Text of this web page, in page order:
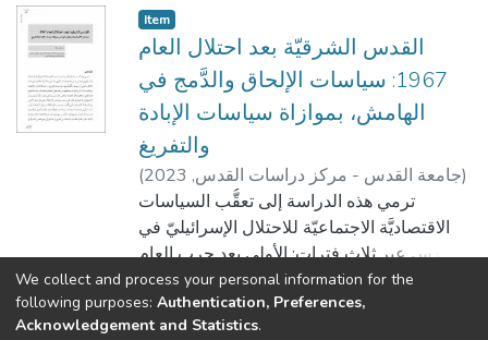
Item
القدس الشرقيّة بعد احتلال العام
1967: سياسات الإلحاق والدَّمج في
الهامش، بموازاة سياسات الإبادة
والتفريغ
( جامعة القدس - مركز دراسات القدس, 2023
)
وليد سالم
ترمي هذه الدراسة إلى تعقُّب السياسات
الاقتصاديَّة الاجتماعيّة للاحتلال الإسرائيليّ في
القدس عبر ثلاثِ فترات: الأولى بعد حرب العام
1967 وحتى العام 2001، والتي أُرسيتْ
وطُبّقتْ فيها سياسات التفريغ، وإلحاق الباقين
بالاقتصاد والمؤسَّسات الإسرائيليَّة، وفصلهم عن
Show more
We collect and process your personal information for the
following purposes: Authentication, Preferences,
Acknowledgement and Statistics.